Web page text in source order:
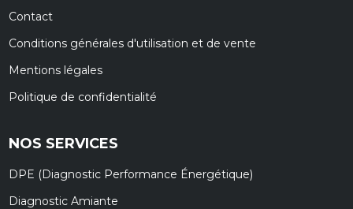
Contact
Conditions générales d'utilisation et de vente
Mentions légales
Politique de confidentialité
NOS SERVICES
DPE (Diagnostic Performance Énergétique)
Diagnostic Amiante